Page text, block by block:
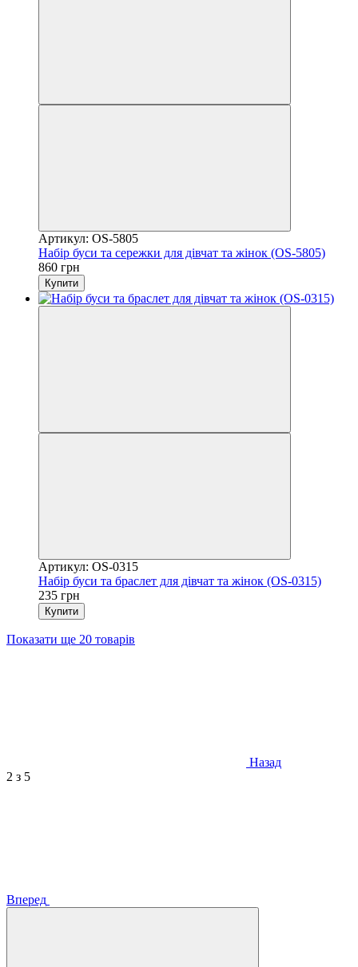
Артикул: OS-5805
Набір буси та сережки для дівчат та жінок (OS-5805)
860 грн
Купити
Артикул: OS-0315
Набір буси та браслет для дівчат та жінок (OS-0315)
235 грн
Купити
Показати ще 20 товарів
Назад
2 з 5
Вперед